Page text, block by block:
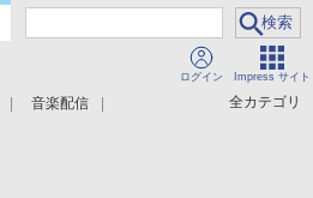
ログイン Impress サイト
全カテゴリ
音楽配信